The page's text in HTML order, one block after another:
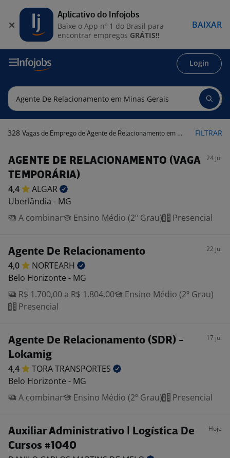
Login
328 Vagas de Emprego de Agente de Relacionamento em Minas Gerais FILTRAR
AGENTE DE RELACIONAMENTO (VAGA
TEMPORÁRIA)
24 jul
4,4
ALGAR
Uberlândia - MG
A combinar
Ensino Médio (2º Grau) Presencial
Agente De Relacionamento 22 jul
4,0
NORTEARH
Belo Horizonte - MG
R$ 1.700,00 a R$ 1.804,00
Ensino Médio (2º Grau)
Presencial
Agente De Relacionamento (SDR) -
Lokamig
17 jul
4,4 TORATRANSPORTES
Belo Horizonte - MG
A combinar
Ensino Médio (2º Grau) Presencial
Auxiliar Administrativo | Logística De
Cursos #1040
Hoje
Aplicativo do Infojobs
Baixe o App nº 1 do Brasil para
encontrar empregos GRÁTIS!!
BAIXAR